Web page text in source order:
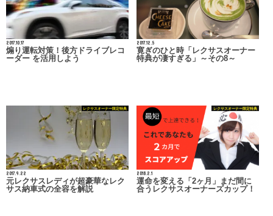
2017.10.17
煽り運転対策！後方ドライブレコ
ーダー を活用しよう
2017.12.5
寛ぎのひと時「レクサスオーナー
特典が凄すぎる」～その8～
レクサスオーナー限定特典
2017.9.22
元レクサスレディが超豪華なレク
サス納車式の全容を解説
レクサスオーナー限定特典
2018.2.1
運命を変える「2ヶ月」まだ間に
合うレクサスオーナーズカップ！